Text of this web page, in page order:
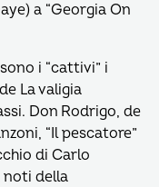
a “Georgia On
i “cattivi” i
La valigia
Don Rodrigo, de
“Il pescatore”
di Carlo
noti della